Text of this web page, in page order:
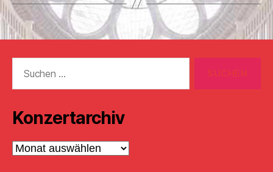
nach:
Konzertarchiv
Konzertarchiv